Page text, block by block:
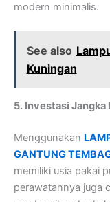
modern minimalis.
See also
Kuningan
5. Investasi Jangka
Menggunakan
GANTUNG
memiliki usia pakai
perawatannya juga